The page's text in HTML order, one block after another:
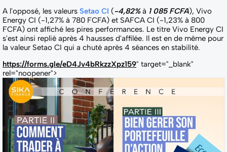
A l'opposé, les valeurs Setao CI (-4,82%à 1 085 FCFA), Vivo
Energy CI (-1,27% à 780 FCFA) et SAFCA CI (-1,23% à 800
FCFA) ont affiché les pires performances. Le titre Vivo Energy CI
s'est ainsi replié après 4 hausses d'affilée. Il est en de même pour
la valeur Setao CI qui a chuté après 4 séances en stabilité.
https://forms.gle/eD4Jv4bRkzzXpz159" target="_blank"
rel="noopener">